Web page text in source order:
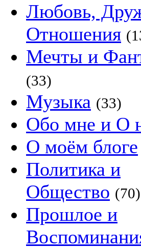
Любовь,
Отношения
Мечты и
(33)
Музыка (33)
Обо мне и О
О моём блоге
Политика и
Общество (70)
Прошлое и